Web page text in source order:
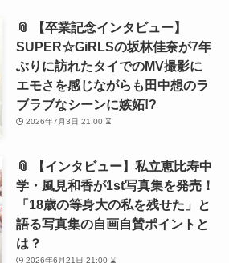
📎 【卒業記念インタビュー】
SUPER☆GiRLSの坂林佳奈が7年
ぶりに訪れたタイでのMV撮影に
エモさを感じながらも田中想のラ
ブラブなシーンに嫉妬!?
2026年7月3日 21:00 ⌛
📎 【インタビュー】私立恵比寿中
学・風見和香が1st写真集を発売！
「18歳の等身大の私を残せた」と
語る写真集の自画自賛ポイントと
は？
2026年6月21日 21:00 ⌛